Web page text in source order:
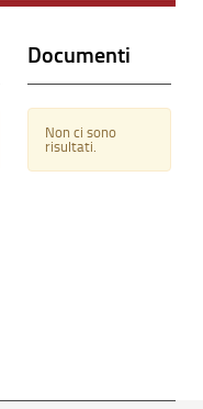
Documenti
Non ci sono
risultati.